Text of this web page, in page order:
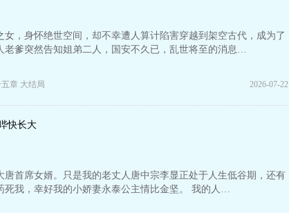
女，身怀绝世空间，却不幸遭人算计陷害穿越到架空古代，成为了
老爹突然告知姐弟二人，国安不久已，乱世将至的消息…
章 大结局 2026-07-22
快长大
唐首席女婿。只是我的老丈人唐中宗李显正处于人生低谷期，还有
死我，幸好我的小娇妻永泰公主情比金坚。 我的人…